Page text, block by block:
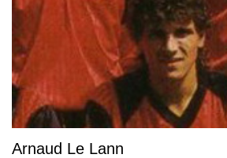
Arnaud Le Lann